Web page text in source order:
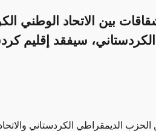
بين الاتحاد الوطني
سيفقد إقليم
الحزب الديمقراطي الكردستاني